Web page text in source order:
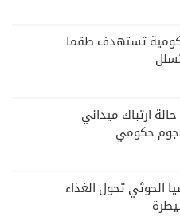
تستهدف طقما
ارتباك ميداني
حكومي
الحوثي تحول الغذاء